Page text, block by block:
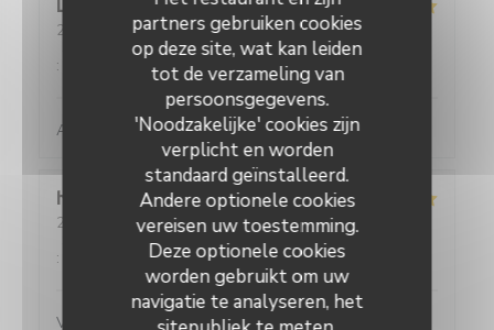
partners gebruiken cookies
op deze site, wat kan leiden
tot de verzameling van
persoonsgegevens.
'Noodzakelijke' cookies zijn
verplicht en worden
standaard geïnstalleerd.
Andere optionele cookies
vereisen uw toestemming.
Deze optionele cookies
worden gebruikt om uw
navigatie te analyseren, het
Louise
2026-05-25- 19:45 - Gasten 2
/5 Atmosfeer:5/5 Keuken: 5/5 Kwaliteit / Prijs
:
Absolument parfait, comme toujours !
hans
2026-05-27- 20:30 - Gasten 2
Atmosfeer : 4 Keuken 5 /5
Kwaliteit / Prijs
:
Verrassende gerechten voor een eerlijke prijs. Water